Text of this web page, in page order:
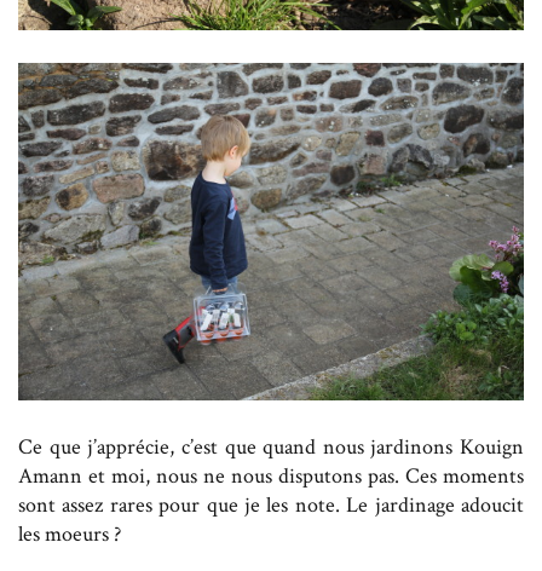
Ce que j’apprécie, c’est que quand nous jardinons Kouign
Amann et moi, nous ne nous disputons pas. Ces moments
sont assez rares pour que je les note. Le jardinage adoucit
les moeurs ?